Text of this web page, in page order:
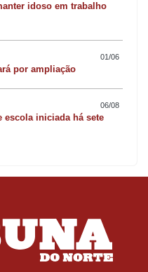
idoso em trabalho
01/06
por ampliação
06/08
escola iniciada há sete